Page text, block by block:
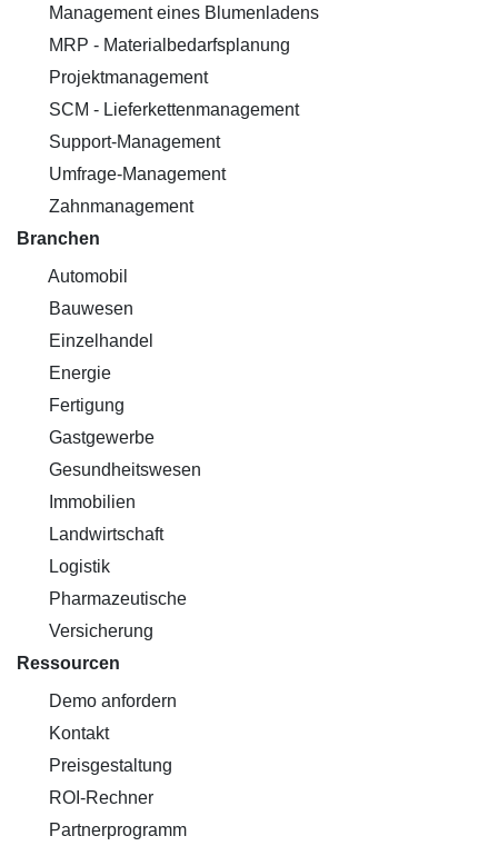
Management eines Blumenladens
MRP - Materialbedarfsplanung
Projektmanagement
SCM - Lieferkettenmanagement
Support-Management
Umfrage-Management
Zahnmanagement
Branchen
Automobil
Bauwesen
Einzelhandel
Energie
Fertigung
Gastgewerbe
Gesundheitswesen
Immobilien
Landwirtschaft
Logistik
Pharmazeutische
Versicherung
Ressourcen
Demo anfordern
Kontakt
Preisgestaltung
ROI-Rechner
Partnerprogramm